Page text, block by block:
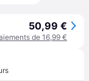
50,99 €
de 16,99 €